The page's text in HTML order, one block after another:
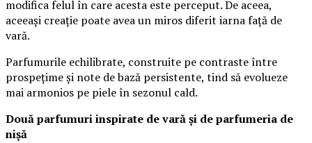
modifica felul în care acesta este perceput. De aceea,
aceeași creație poate avea un miros diferit iarna față de
vară.
Parfumurile echilibrate, construite pe contraste între
prospețime și note de bază persistente, tind să evolueze
mai armonios pe piele în sezonul cald.
Două parfumuri inspirate de vară și de parfumeria de
nișă